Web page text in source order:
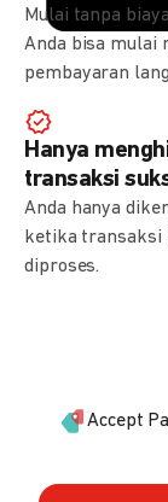
Mulai tanpa
Anda bisa mulai
pembayaran
Hanya
transaksi
Anda hanya
ketika transaksi
diproses.
Accept